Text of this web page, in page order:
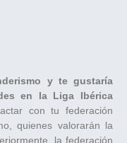
y te gustaría
en la Liga Ibérica
con tu federación
quienes valorarán la
la federación